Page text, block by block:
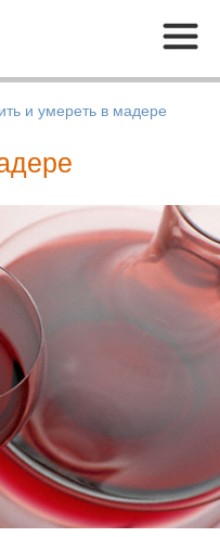
Меню
и умереть в мадере